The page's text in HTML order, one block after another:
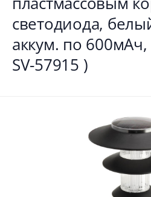
светодиода,
аккум. по
SV-57915 )